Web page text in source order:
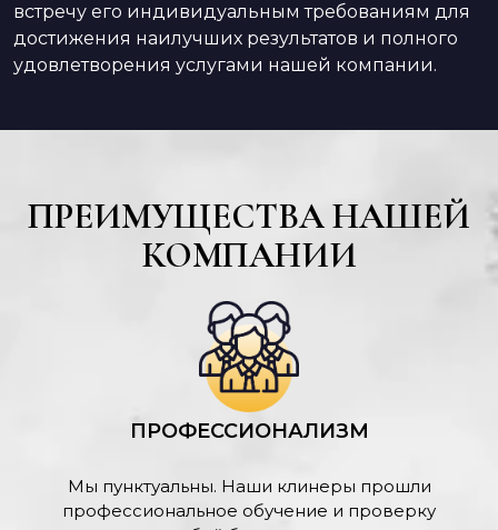
встречу его индивидуальным требованиям для
достижения наилучших результатов и полного
удовлетворения услугами нашей компании.
ПРЕИМУЩЕСТВА НАШЕЙ
КОМПАНИИ
ПРОФЕССИОНАЛИЗМ
Мы пунктуальны. Наши клинеры прошли
профессиональное обучение и проверку